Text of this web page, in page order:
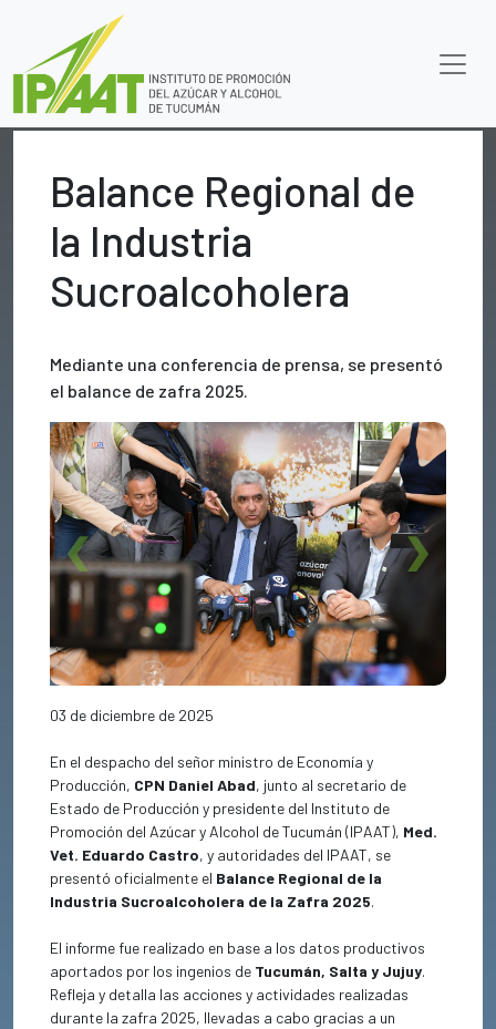
Balance Regional de
la Industria
Sucroalcoholera
Mediante una conferencia de prensa, se presentó
el balance de zafra 2025.
Previous Next
03 de diciembre de 2025
En el despacho del señor ministro de Economía y
Producción, CPN Daniel Abad, junto al secretario de
Estado de Producción y presidente del Instituto de
Promoción del Azúcar y Alcohol de Tucumán (IPAAT), Med.
Vet. Eduardo Castro, y autoridades del IPAAT, se
presentó oficialmente el Balance Regional de la
Industria Sucroalcoholera de la Zafra 2025.
El informe fue realizado en base a los datos productivos
aportados por los ingenios de Tucumán, Salta y Jujuy.
Refleja y detalla las acciones y actividades realizadas
durante la zafra 2025, llevadas a cabo gracias a un